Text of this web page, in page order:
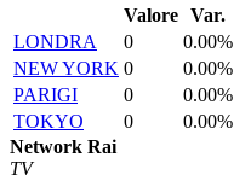
Valore Var.
LONDRA
0
0.00%
NEW YORK 0
0.00%
PARIGI
0
0.00%
TOKYO
0
0.00%
Network Rai
TV